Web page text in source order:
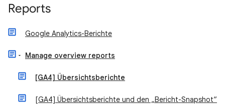
Reports
Google Analytics-Berichte
Manage overview reports
[GA4] Übersichtsberichte
[GA4] Übersichtsberichte und den „Bericht-Snapshot“